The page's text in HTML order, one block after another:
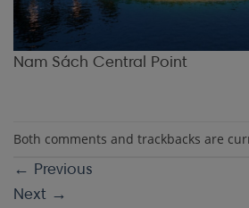
Nam Sách Central Point
Both comments and trackbacks are
← Previous
Next →